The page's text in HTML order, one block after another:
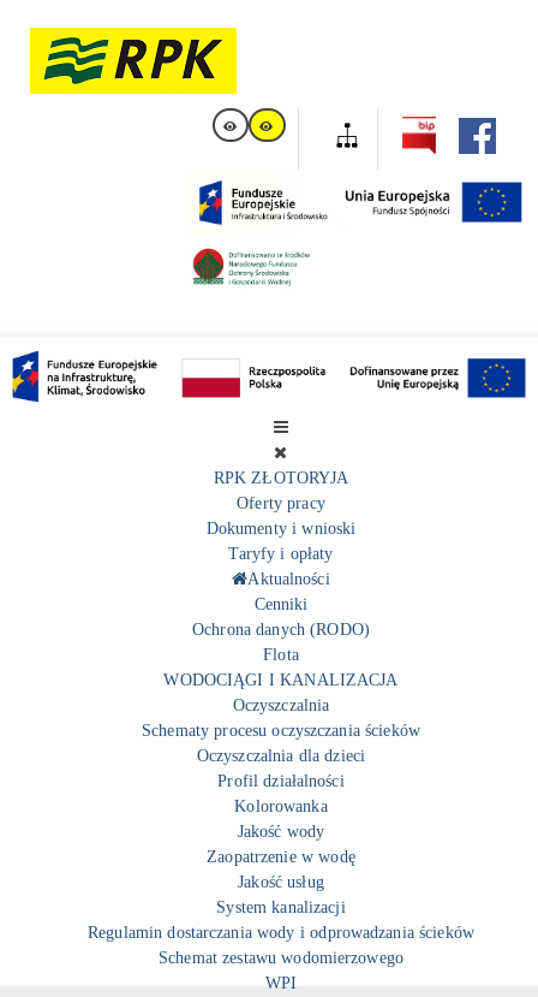
RPK ZŁOTORYJA
Oferty pracy
Dokumenty i wnioski
Taryfy i opłaty
Aktualności
Cenniki
Ochrona danych (RODO)
Flota
WODOCIĄGI I KANALIZACJA
Oczyszczalnia
Schematy procesu oczyszczania ścieków
Oczyszczalnia dla dzieci
Profil działalności
Kolorowanka
Jakość wody
Zaopatrzenie w wodę
Jakość usług
System kanalizacji
Regulamin dostarczania wody i odprowadzania ścieków
Schemat zestawu wodomierzowego
WPI